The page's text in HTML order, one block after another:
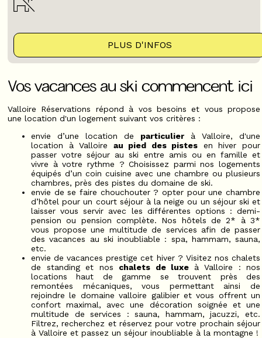
PLUS D'INFOS
Vos vacances au ski commencent ici
Valloire Réservations répond à vos besoins et vous propose
une location d'un logement suivant vos critères :
envie d’une location de particulier à Valloire, d'une
location à Valloire au pied des pistes en hiver pour
passer votre séjour au ski entre amis ou en famille et
vivre à votre rythme ? Choisissez parmi nos logements
équipés d’un coin cuisine avec une chambre ou plusieurs
chambres, près des pistes du domaine de ski.
envie de se faire chouchouter ? opter pour une chambre
d’hôtel pour un court séjour à la neige ou un séjour ski et
laisser vous servir avec les différentes options : demi-
pension ou pension complète. Nos hôtels de 2* à 3*
vous propose une multitude de services afin de passer
des vacances au ski inoubliable : spa, hammam, sauna,
etc.
envie de vacances prestige cet hiver ? Visitez nos chalets
de standing et nos chalets de luxe à Valloire : nos
locations haut de gamme se trouvent près des
remontées mécaniques, vous permettant ainsi de
rejoindre le domaine valloire galibier et vous offrent un
confort maximal, avec une décoration soignée et une
multitude de services : sauna, hammam, jacuzzi, etc.
Filtrez, recherchez et réservez pour votre prochain séjour
à Valloire et passez un séjour inoubliable à la montagne !